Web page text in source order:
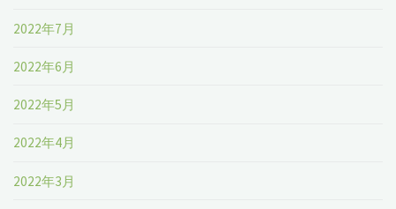
2022年7月
2022年6月
2022年5月
2022年4月
2022年3月